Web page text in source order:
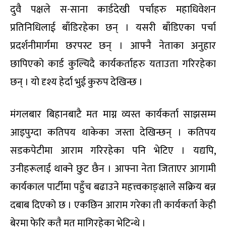
दुवै पक्षले स-साना कार्डदेखी पर्चाहरु महाधिवेशन
प्रतिनिधिलाई बाँडिरहेका छन् । यसरी बाँडिएका पर्चा
प्रदर्शनीमार्गमा छरपस्ट छन् । आफ्नै नेताका अनुहार
छापिएको कार्ड कुल्चिदै कार्यकर्ताहरु यताउता गरिरहेका
छन् । यो दृश्य हेर्दा भुई कुरुप देखिन्छ ।
मंगलबार बिहानबाटै मत माग्न व्यस्त कार्यकर्ता साझसम्म
आइपुग्दा कतिपय थाकेका जस्ता देखिन्छन् । कतिपय
सडकपेटीमा आराम गरिरहेका पनि भेटिए । यद्यपि,
उनीहरूलाई थाक्ने छुट छैन । आफ्ना नेता जिताएर आगामी
कार्यकाल पार्टीमा पहुँच बढाउने महत्त्वकाङ्क्षाले सक्रिय बन्न
दबाब दिएको छ । एकछिन आराम गरेका ती कार्यकर्ता केही
बेरमा फेरि कतै मत मागिरहेका भेटिन्थे ।